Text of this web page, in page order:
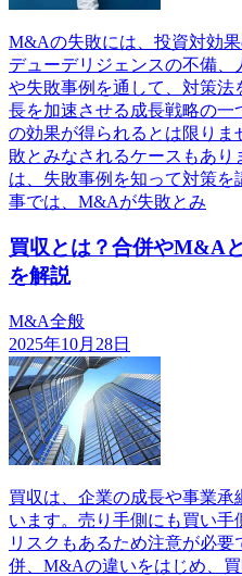
M&Aの失敗には、投資対効
デューデリジェンスの不備、
や失敗事例を通して、対策
長を加速させる成長戦略の一
の効果が得られるとは限り
敗とみなされるケースもあ
は、失敗事例を知って対策
事では、M&Aが失敗とみ
買収とは？合併やM&A
を解説
M&A全般
2025年10月28日
買収は、企業の成長や事業
います。売り手側にも買い手
リスクもあるため注意が必
併、M&Aの違いをはじめ、